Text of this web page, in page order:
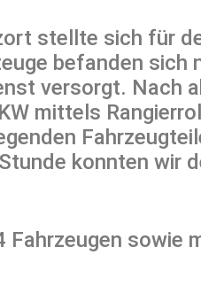
stellte sich für
befanden
versorgt. Nach
mittels
konnten wir
Fahrzeugen sowie